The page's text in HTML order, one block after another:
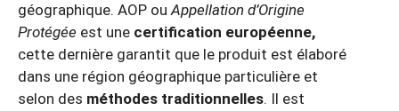
géographique. AOP ouAppellation d’Origine
Protégée est une certification européenne,
cette dernière garantit que le produit est élaboré
dans une région géographique particulière et
selon des méthodes traditionnelles. Il est